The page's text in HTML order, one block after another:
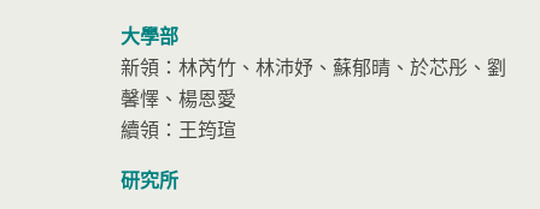
大學部
新領：林芮竹、林沛妤、蘇郁晴、於芯彤、劉
馨懌、楊恩愛
續領：王筠瑄
研究所